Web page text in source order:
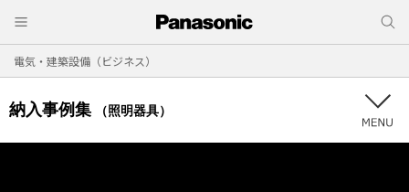
電気・建築設備（ビジネス）
納入事例集 （照明器具）